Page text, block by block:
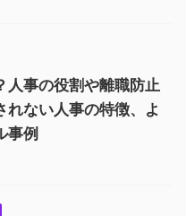
人事の役割や離職防止
れない人事の特徴、よ
事例